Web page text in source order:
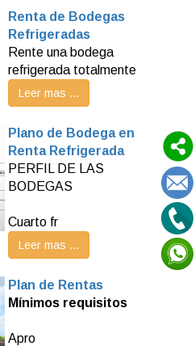
Renta de Bodegas
Refrigeradas
Rente una bodega
refrigerada totalmente
Leer mas ...
Plano de Bodega en
Renta Refrigerada
PERFIL DE LAS
BODEGAS
Cuarto fr
Leer mas ...
Plan de Rentas
Mínimos requisitos
Apro